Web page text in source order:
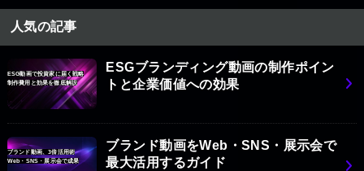
人気の記事
ESG動画で投資家に届く戦略
制作費用と効果を徹底解説
ESGブランディング動画の制作ポイン
トと企業価値への効果
ブランド動画、3倍活用術
Web・SNS・展示会で成果
ブランド動画をWeb・SNS・展示会で
最大活用するガイド